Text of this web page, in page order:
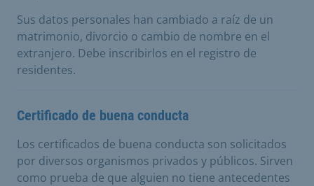
Sus datos personales han cambiado a raíz de un
matrimonio, divorcio o cambio de nombre en el
extranjero. Debe inscribirlos en el registro de
residentes.
Certificado de buena conducta
Los certificados de buena conducta son solicitados
por diversos organismos privados y públicos. Sirven
como prueba de que alguien no tiene antecedentes